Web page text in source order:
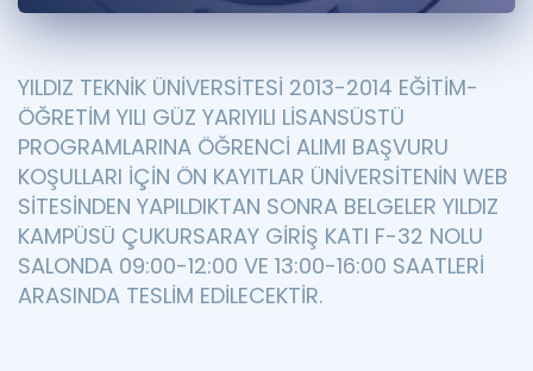
Puan Hesaplama
ÖSYM Sınav Takvimi
Kampanyalar
Blog
İngilizce Gramer
YILDIZ TEKNİK ÜNİVERSİTESİ 2013-2014 EĞİTİM-
ÖĞRETİM YILI GÜZ YARIYILI LİSANSÜSTÜ
PROGRAMLARINA ÖĞRENCİ ALIMI BAŞVURU
KOŞULLARI İÇİN ÖN KAYITLAR ÜNİVERSİTENİN WEB
SİTESİNDEN YAPILDIKTAN SONRA BELGELER YILDIZ
KAMPÜSÜ ÇUKURSARAY GİRİŞ KATI F-32 NOLU
SALONDA 09:00-12:00 VE 13:00-16:00 SAATLERİ
ARASINDA TESLİM EDİLECEKTİR.